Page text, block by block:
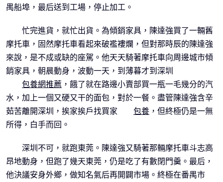
禺船埠，最后送到工場，停止加工。
忙完進貨，就忙出貨。為傾銷家具，陳達強買了一輛舊
摩托車，固然摩托車看起來破襤褸爛，但對那時辰的陳達強
來說，是不成或缺的座駕。他天天騎著摩托車向周邊城市傾
銷家具，朝晨動身，波動一天，到薄暮才到深圳
包養網推薦 ，餓了就在路邊小賣部買一瓶一毛幾分的汽
水，加上一個又硬又干的面包，對於一餐。盡管陳達強含辛
茹苦離開深圳，挨家挨戶找買家
包養 ，但終極仍是一無
所得，白手而回。
深圳不可，就跑東莞。陳達強又騎著那輛摩托車斗志高
昂地動身，但跑了幾天東莞，仍是吃了有數閉門羹。最后，
他決議安身外鄉，做知名氣后再開闢市場。終極在番禺市